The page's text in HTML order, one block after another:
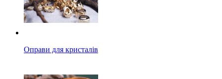
Оправи для кристалів